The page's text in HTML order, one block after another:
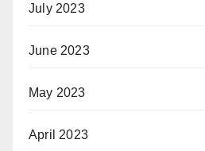
July 2023
June 2023
May 2023
April 2023